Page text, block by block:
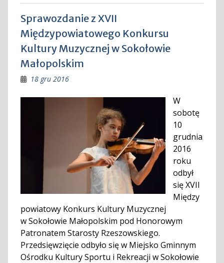
Sprawozdanie z XVII
Międzypowiatowego Konkursu
Kultury Muzycznej w Sokołowie
Małopolskim
18 gru 2016
W
sobotę
10
grudnia
2016
roku
odbył
się XVII
Między
powiatowy Konkurs Kultury Muzycznej
w Sokołowie Małopolskim pod Honorowym
Patronatem Starosty Rzeszowskiego.
Przedsięwzięcie odbyło się w Miejsko Gminnym
Ośrodku Kultury Sportu i Rekreacji w Sokołowie